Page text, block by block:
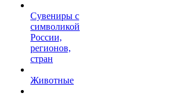
Сувениры с
символикой
России,
регионов,
стран
Животные